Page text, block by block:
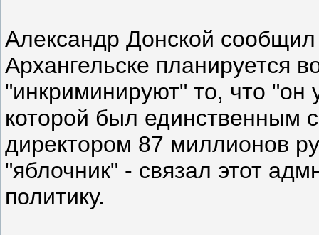
Александр Донской сообщил
Архангельске планируется
"инкриминируют" то, что "он
которой был единственным
директором 87 миллионов
"яблочник" - связал этот
политику.